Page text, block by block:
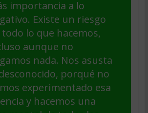
importancia a lo
Existe un riesgo
lo que hacemos,
aunque no
nada. Nos asusta
porqué no
experimentado esa
y hacemos una